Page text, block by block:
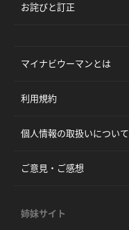
お詫びと訂正
マイナビウーマンとは
利用規約
個人情報の取扱いについて
ご意見・ご感想
姉妹サイト